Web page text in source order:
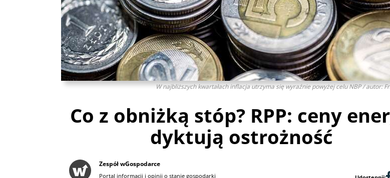
W najbliższych kwartałach inflacja utrzyma się wyraźnie powyżej celu NBP / autor:
Co z obniżką stóp? RPP: ceny
dyktują ostrożność
Zespół wGospodarce
Portal informacji i opinii o stanie gospodarki